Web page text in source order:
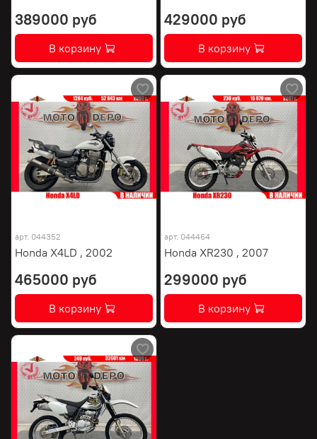
389000 руб
В корзину
429000 руб
В корзину
арт. 044352
Honda X4LD , 2002
465000 руб
В корзину
арт. 044464
Honda XR230 , 2007
299000 руб
В корзину